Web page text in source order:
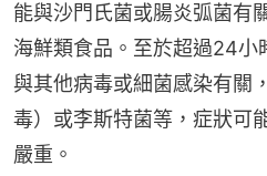
能與沙門氏菌或腸炎弧菌有
海鮮類食品。至於超過24小
與其他病毒或細菌感染有關
毒）或李斯特菌等，症狀可
嚴重。